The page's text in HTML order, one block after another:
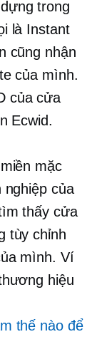
trong
là Instant
cũng nhận
của mình.
của cửa
Ecwid.
mặc
nghiệp của
thấy cửa
tùy chỉnh
mình. Ví
hiệu
thế nào để